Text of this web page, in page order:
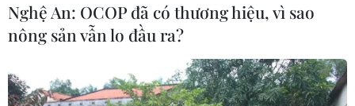
Nghệ An: OCOP đã có thương hiệu, vì sao
nông sản vẫn lo đầu ra?